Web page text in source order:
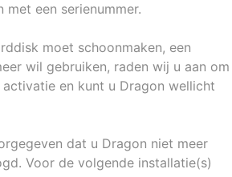
een serienummer.
moet schoonmaken, een
wil gebruiken, raden wij u aan om
en kunt u Dragon wellicht
dat u Dragon niet meer
Voor de volgende installatie(s)